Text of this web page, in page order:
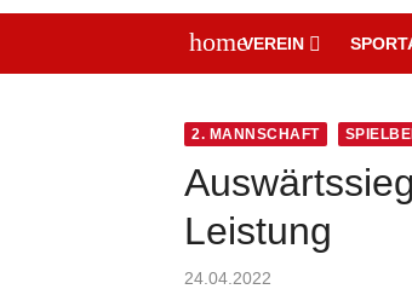
homeVEREIN
2. MANNSCHAFT
Leistung
Posted
24.04.2022